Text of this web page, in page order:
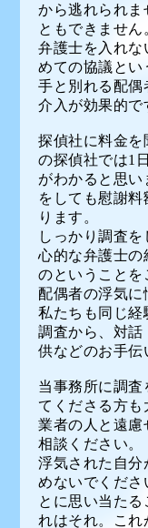
から逃れられま
ともできません
弁護士を入れな
めての協議とい
手と別れる配
介入が効果的で
探偵社に料金
の探偵社では1
がわかると思
をしても慰謝
ります。
しっかり調査
心的な弁護士の
のということを
配偶者の浮気に
私たちも同じ経
調査から、対話
供などのお手伝
当事務所に調査
てくださる方も
業者の人と遠
相談ください。
浮気された自
めないでくださ
とに思い当た
れはそれ。こ